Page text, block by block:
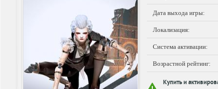
Дата выхода игры:
Локализация:
Система активации:
Возрастной рейтинг:
Купить и